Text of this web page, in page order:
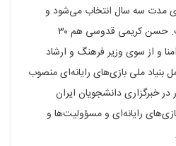
مدت سه سال انتخاب می‌شود و
انتخاب مجدد وی بلامانع است. حسن کریمی قدوسی هم ۳۰
هیأت امنا و از سوی وزیر فرهنگ و ارشاد
بنیاد ملی بازی‌های رایانه‌ای منصوب
خبرگزاری دانشجویان ایران
رایانه‌ای و مسؤولیت‌ها و